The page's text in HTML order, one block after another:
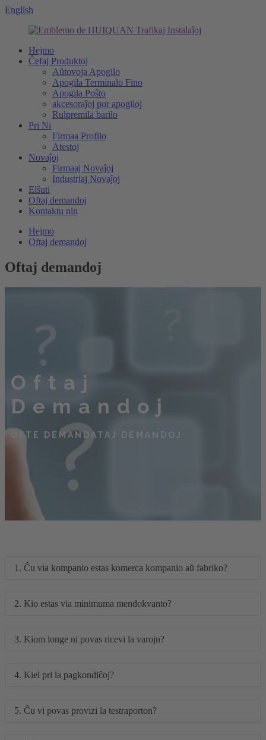
English
Hejmo
Ĉefaj Produktoj
Aŭtovoja Apogilo
Apogila Terminalo Fino
Apogila Poŝto
akcesoraĵoj por apogiloj
Rulpremila barilo
Pri Ni
Firmaa Profilo
Atestoj
Novaĵoj
Firmaaj Novaĵoj
Industriaj Novaĵoj
Elŝuti
Oftaj demandoj
Kontaktu nin
Hejmo
Oftaj demandoj
Oftaj demandoj
Oftaj
Demandoj
OFTE DEMANDATAJ DEMANDOJ
1. Ĉu via kompanio estas komerca kompanio aŭ fabriko?
2. Kio estas via minimuma mendokvanto?
3. Kiom longe ni povas ricevi la varojn?
4. Kiel pri la pagkondiĉoj?
5. Ĉu vi povas provizi la testraporton?